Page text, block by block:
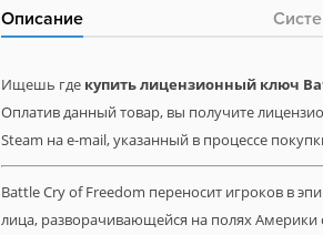
Описание
Ищешь где купить лицензионный ключ
Оплатив данный товар, вы получите
Steam на e-mail, указанный в процессе
Battle Cry of Freedom переносит игроков в
лица, разворачивающейся на полях Америки